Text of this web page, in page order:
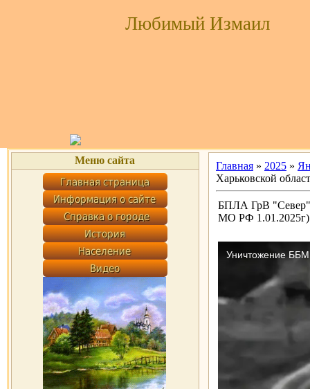
Любимый Измаил
Меню сайта Главная » 2025 »
Харьковской
БПЛА ГрВ "Север"
МО РФ 1.01.2025г)